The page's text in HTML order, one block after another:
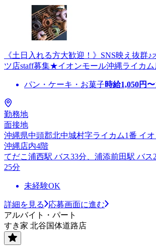
《土日入れる方大歓迎！》SNS映え抜群
ツ店staff募集★イオンモール沖縄ライカム
パン・ケーキ・お菓子時給1,050円〜
勤務地
面接地
沖縄県中頭郡北中城村字ライカム1番 イ
沖縄店内4階
てだこ浦西駅 バス33分、浦添前田駅 バス
25分
未経験OK
詳細を見る
応募画面に進む
アルバイト・パート
すき家 北谷国体道路店